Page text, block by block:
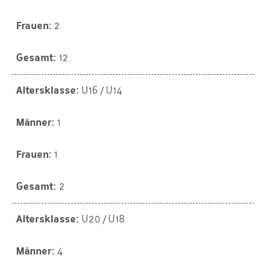
2
12
U16 / U14
1
1
2
U20 / U18
4